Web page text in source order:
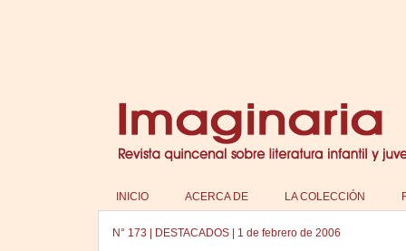
INICIO ACERCA DE LA COLECCIÓN
N° 173 DESTACADOS| 1 de febrero de 2006